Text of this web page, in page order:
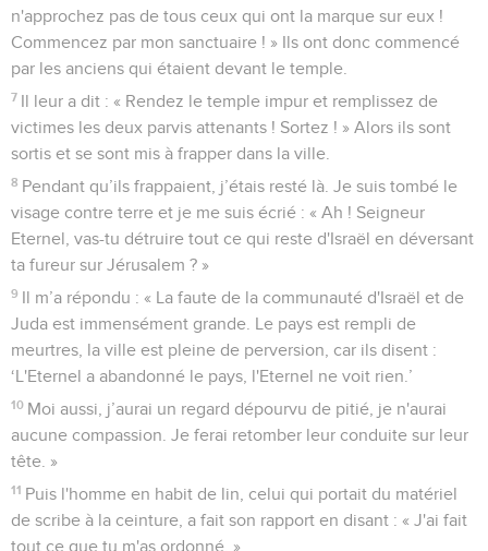
n'approchez pas de tous ceux qui ont la marque sur eux !
Commencez par mon sanctuaire ! » Ils ont donc commencé
par les anciens qui étaient devant le temple.
7 Il leur a dit : « Rendez le temple impur et remplissez de
victimes les deux parvis attenants ! Sortez ! » Alors ils sont
sortis et se sont mis à frapper dans la ville.
8 Pendant qu’ils frappaient, j’étais resté là. Je suis tombé le
visage contre terre et je me suis écrié : « Ah ! Seigneur
Eternel, vas-tu détruire tout ce qui reste d'Israël en déversant
ta fureur sur Jérusalem ? »
9 Il m’a répondu : « La faute de la communauté d'Israël et de
Juda est immensément grande. Le pays est rempli de
meurtres, la ville est pleine de perversion, car ils disent :
‘L'Eternel a abandonné le pays, l'Eternel ne voit rien.’
10 Moi aussi, j’aurai un regard dépourvu de pitié, je n'aurai
aucune compassion. Je ferai retomber leur conduite sur leur
tête. »
11 Puis l'homme en habit de lin, celui qui portait du matériel
de scribe à la ceinture, a fait son rapport en disant : « J'ai fait
tout ce que tu m'as ordonné. »